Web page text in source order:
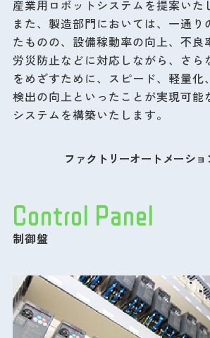
産業用ロボットシステムを提案いた
また、製造部門においては、一通り
たものの、設備稼動率の向上、不良
労災防止などに対応しながら、さら
をめざすために、スピード、軽量化
検出の向上といったことが実現可能
システムを構築いたします。
ファクトリーオートメーシ
Control Panel
制御盤